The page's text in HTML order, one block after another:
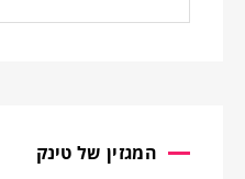
המגזין של טינק